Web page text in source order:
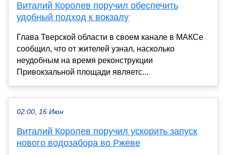
Виталий Королев поручил обеспечить
удобный подход к вокзалу
Глава Тверской области в своем канале в МАКСе
сообщил, что от жителей узнал, насколько
неудобным на время реконструкции
Привокзальной площади являетс...
02:00, 16 Июн
Виталий Королев поручил ускорить запуск
нового водозабора во Ржеве